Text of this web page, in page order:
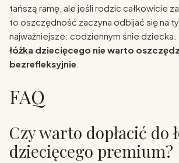
tańszą ramę, ale jeśli rodzic całkowicie
to oszczędność zaczyna odbijać się na
najważniejsze: codziennym śnie dziecka.
łóżka dziecięcego nie warto
bezrefleksyjnie
FAQ
Czy warto dopłacić do
dziecięcego premium?